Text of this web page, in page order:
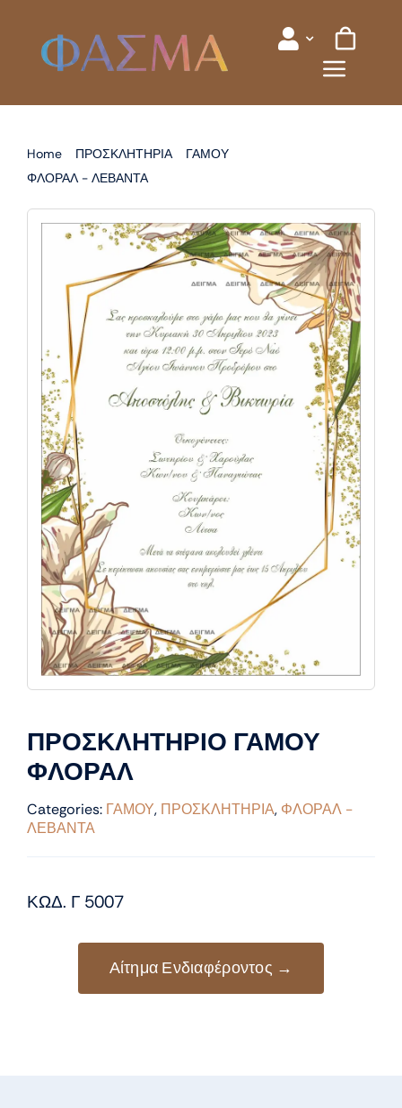
content
Home ΠΡΟΣΚΛΗΤΗΡΙΑ
ΓΑΜΟΥ
ΦΛΟΡΑΛ - ΛΕΒΑΝΤΑ
ΠΡΟΣΚΛΗΤΗΡΙΟ ΓΑΜΟΥ
ΦΛΟΡΑΛ
Categories: ΓΑΜΟΥ, ΠΡΟΣΚΛΗΤΗΡΙΑ, ΦΛΟΡΑΛ -
ΛΕΒΑΝΤΑ
ΚΩΔ. Γ 5007
Αίτημα Ενδιαφέροντος →